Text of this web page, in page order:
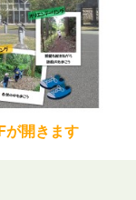
が開きます